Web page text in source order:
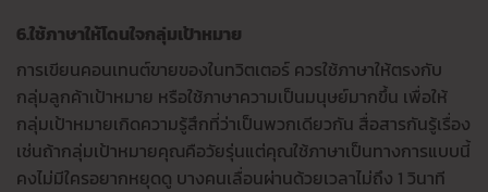
6.ใช้ภาษาให้โดนใจกลุ่มเป้าหมาย
การเขียนคอนเทนต์ขายของในทวิตเตอร์ ควรใช้ภาษาให้ตรงกับ
กลุ่มลูกค้าเป้าหมาย หรือใช้ภาษาความเป็นมนุษย์มากขึ้น เพื่อให้
กลุ่มเป้าหมายเกิดความรู้สึกที่ว่าเป็นพวกเดียวกัน สื่อสารกันรู้เรื่อง
เช่นถ้ากลุ่มเป้าหมายคุณคือวัยรุ่นแต่คุณใช้ภาษาเป็นทางการแบบนี้
คงไม่มีใครอยากหยุดดู บางคนเลื่อนผ่านด้วยเวลาไม่ถึง 1 วินาที